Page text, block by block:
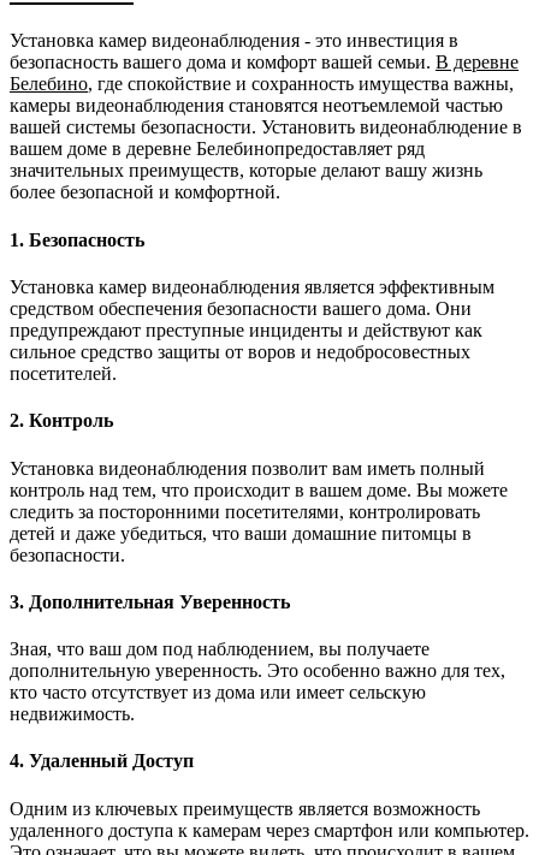
Установка камер видеонаблюдения - это инвестиция в
безопасность вашего дома и комфорт вашей семьи. В деревне
Белебино, где спокойствие и сохранность имущества важны,
камеры видеонаблюдения становятся неотъемлемой частью
вашей системы безопасности. Установить видеонаблюдение в
вашем доме в деревне Белебинопредоставляет ряд
значительных преимуществ, которые делают вашу жизнь
более безопасной и комфортной.
1. Безопасность
Установка камер видеонаблюдения является эффективным
средством обеспечения безопасности вашего дома. Они
предупреждают преступные инциденты и действуют как
сильное средство защиты от воров и недобросовестных
посетителей.
2. Контроль
Установка видеонаблюдения позволит вам иметь полный
контроль над тем, что происходит в вашем доме. Вы можете
следить за посторонними посетителями, контролировать
детей и даже убедиться, что ваши домашние питомцы в
безопасности.
3. Дополнительная Уверенность
Зная, что ваш дом под наблюдением, вы получаете
дополнительную уверенность. Это особенно важно для тех,
кто часто отсутствует из дома или имеет сельскую
недвижимость.
4. Удаленный Доступ
Одним из ключевых преимуществ является возможность
удаленного доступа к камерам через смартфон или компьютер.